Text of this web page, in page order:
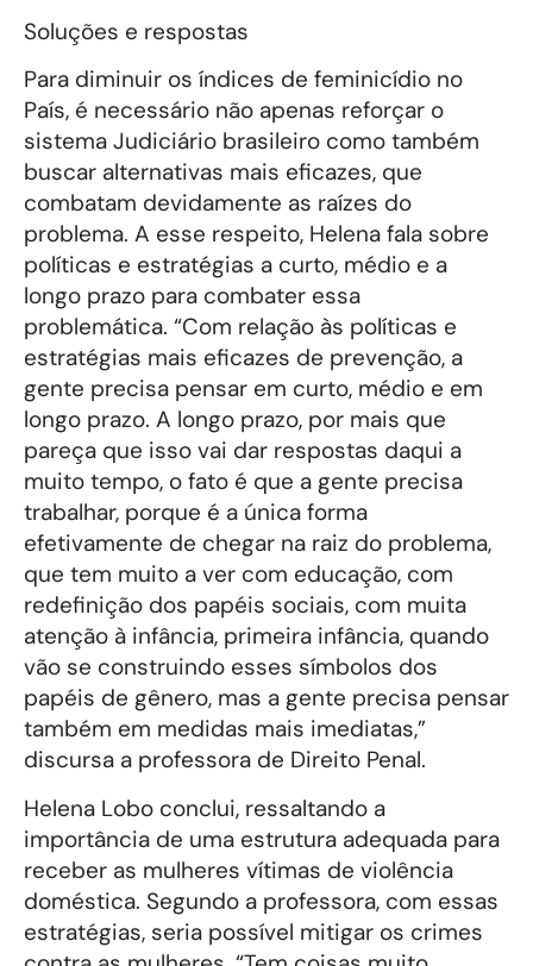
Soluções e respostas
Para diminuir os índices de feminicídio no
País, é necessário não apenas reforçar o
sistema Judiciário brasileiro como também
buscar alternativas mais eficazes, que
combatam devidamente as raízes do
problema. A esse respeito, Helena fala sobre
políticas e estratégias a curto, médio e a
longo prazo para combater essa
problemática. “Com relação às políticas e
estratégias mais eficazes de prevenção, a
gente precisa pensar em curto, médio e em
longo prazo. A longo prazo, por mais que
pareça que isso vai dar respostas daqui a
muito tempo, o fato é que a gente precisa
trabalhar, porque é a única forma
efetivamente de chegar na raiz do problema,
que tem muito a ver com educação, com
redefinição dos papéis sociais, com muita
atenção à infância, primeira infância, quando
vão se construindo esses símbolos dos
papéis de gênero, mas a gente precisa pensar
também em medidas mais imediatas,”
discursa a professora de Direito Penal.
Helena Lobo conclui, ressaltando a
importância de uma estrutura adequada para
receber as mulheres vítimas de violência
doméstica. Segundo a professora, com essas
estratégias, seria possível mitigar os crimes